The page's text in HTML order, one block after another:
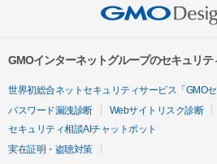
GMOインターネットグループのセキュリテ
世界初総合ネットセキュリティサービス「GMOセ
パスワード漏洩診断
Webサイトリスク診断
セキュリティ相談AIチャットボット
実在証明・盗聴対策